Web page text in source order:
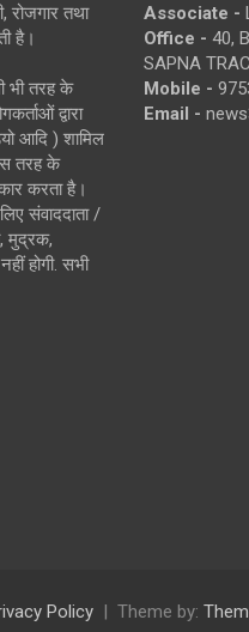
रोजगार तथा
है।
भी तरह के
द्वारा
आदि ) शामिल
तरह के
करता है।
संवाददाता /
मुद्रक,
होगी. सभी
Associate -
Office - 40,
SAPNA
Mobile -
Email -
Policy Theme by: